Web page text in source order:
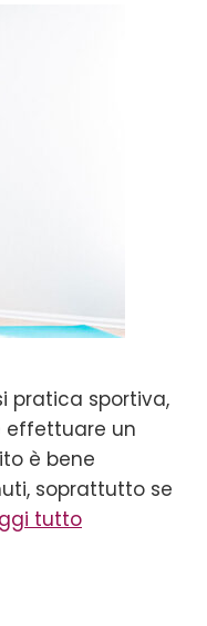
pratica sportiva,
effettuare un
è bene
soprattutto se
tutto